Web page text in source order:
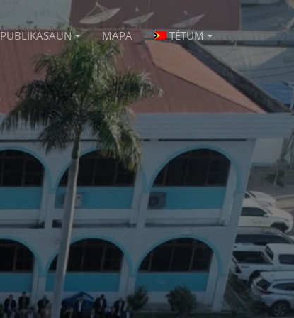
PUBLIKASAUN MAPA TÉTUM